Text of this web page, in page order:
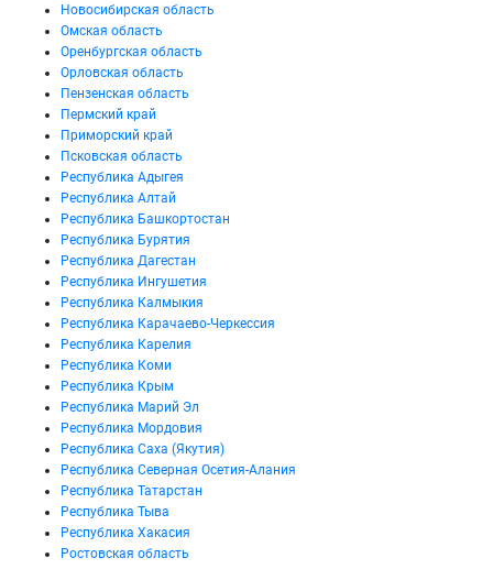
Новосибирская область
Омская область
Оренбургская область
Орловская область
Пензенская область
Пермский край
Приморский край
Псковская область
Республика Адыгея
Республика Алтай
Республика Башкортостан
Республика Бурятия
Республика Дагестан
Республика Ингушетия
Республика Калмыкия
Республика Карачаево-Черкессия
Республика Карелия
Республика Коми
Республика Крым
Республика Марий Эл
Республика Мордовия
Республика Саха (Якутия)
Республика Северная Осетия-Алания
Республика Татарстан
Республика Тыва
Республика Хакасия
Ростовская область